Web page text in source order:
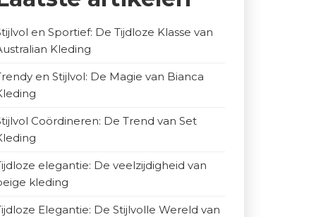
en Sportief: De Tijdloze Klasse van
Kleding
en Stijlvol: De Magie van Bianca
Coördineren: De Trend van Set
elegantie: De veelzijdigheid van
kleding
Elegantie: De Stijlvolle Wereld van